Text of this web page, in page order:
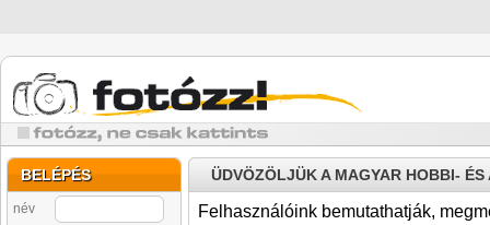
BELÉPÉS
név
ÜDVÖZÖLJÜK A MAGYAR HOBBI-
Felhasználóink bemutathatják,